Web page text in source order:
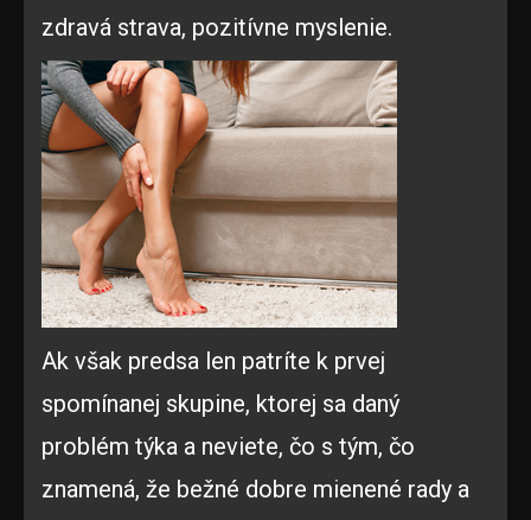
zdravá strava, pozitívne myslenie.
Ak však predsa len patríte k prvej
spomínanej skupine, ktorej sa daný
problém týka a neviete, čo s tým, čo
znamená, že bežné dobre mienené rady a